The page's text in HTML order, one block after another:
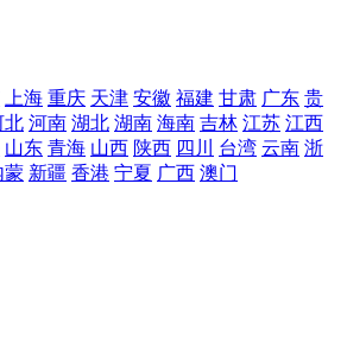
上海 重庆 天津 安徽 福建 甘肃 广东 贵
北 河南 湖北 湖南 海南 吉林 江苏 江西
山东 青海 山西 陕西 四川 台湾 云南 浙
蒙 新疆 香港 宁夏 广西 澳门